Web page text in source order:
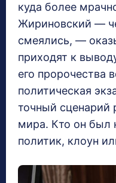
куда более
Жириновский —
смеялись, —
приходят к
его пророчества
политическая
точный сценарий
мира. Кто он
политик, клоун